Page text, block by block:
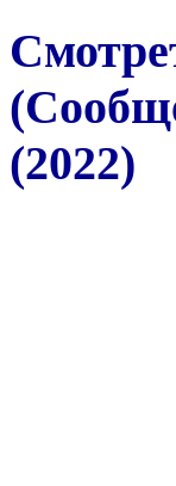
(2022)